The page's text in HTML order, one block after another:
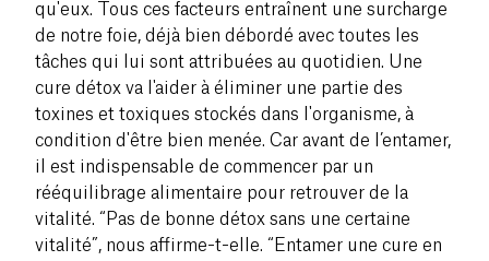
qu'eux. Tous ces facteurs entraînent une surcharge
de notre foie, déjà bien débordé avec toutes les
tâches qui lui sont attribuées au quotidien. Une
cure détox va l'aider à éliminer une partie des
toxines et toxiques stockés dans l'organisme, à
condition d'être bien menée. Car avant de l’entamer,
il est indispensable de commencer par un
rééquilibrage alimentaire pour retrouver de la
vitalité. “Pas de bonne détox sans une certaine
vitalité”, nous affirme-t-elle. “Entamer une cure en